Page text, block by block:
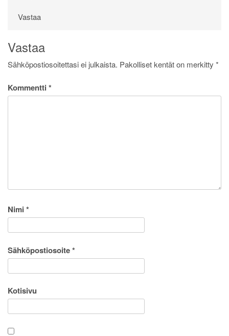
Vastaa
Vastaa
Sähköpostiosoitettasi ei julkaista. Pakolliset kentät on merkitty *
Kommentti *
Nimi *
Sähköpostiosoite*
Kotisivu